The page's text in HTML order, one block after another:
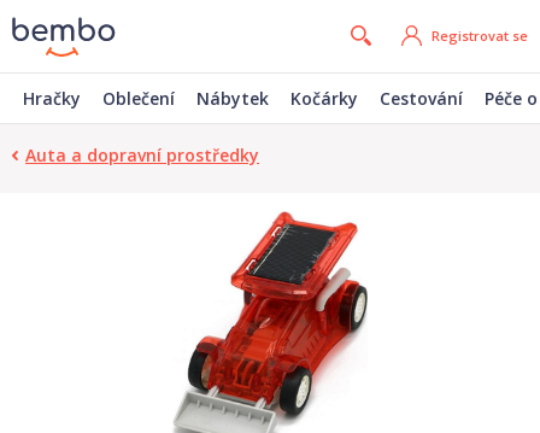
Registrovat se
Hračky Oblečení Nábytek Kočárky Cestování Péče
Auta a dopravní prostředky